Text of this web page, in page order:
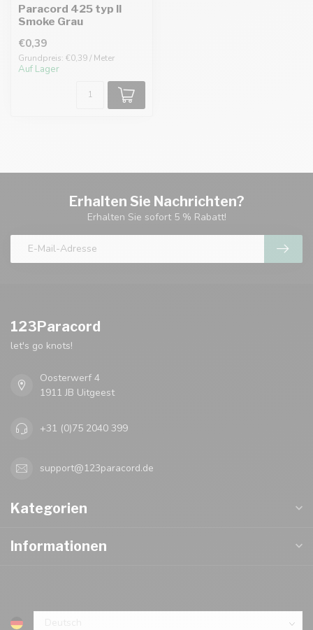
Paracord 425 typ II
Smoke Grau
€0,39
Grundpreis: €0,39 / Meter
Auf Lager
Erhalten Sie Nachrichten?
Erhalten Sie sofort 5 % Rabatt!
123Paracord
let's go knots!
Oosterwerf 4
1911 JB Uitgeest
+31 (0)75 2040 399
support@123paracord.de
Kategorien
Informationen